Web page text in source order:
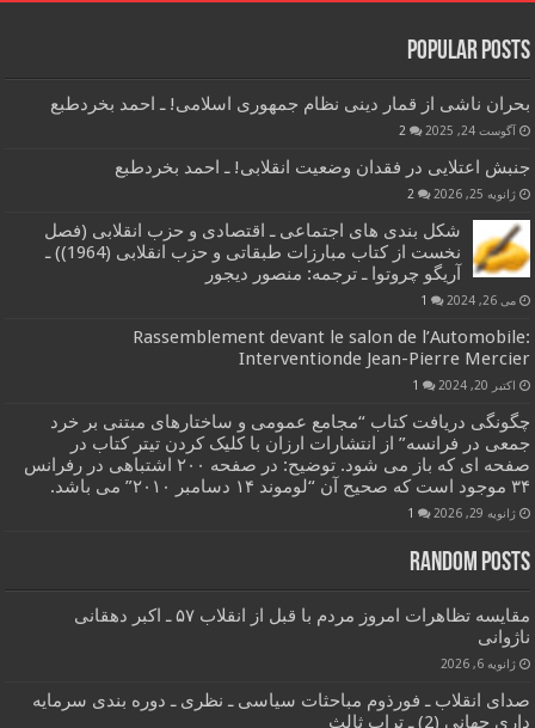
Popular Posts
بحران ناشی از قمار دینی نظام جمهوری اسلامی! ـ احمد بخردطبع
آگوست 24, 2025 2
جنبش اعتلایی در فقدان وضعیت انقلابی! ـ احمد بخردطبع
ژانویه 25, 2026 2
شکل بندی های اجتماعی ـ اقتصادی و حزب انقلابی (فصل
نخست از کتاب مبارزات طبقاتی و حزب انقلابی (1964)) ـ
آریگو چروتوا ـ ترجمه: منصور دیجور
می 26, 2024 1
Rassemblement devant le salon de l’Automobile:
Interventionde Jean-Pierre Mercier
اکتبر 20, 2024 1
چگونگی دریافت کتاب “مجامع عمومی و ساختارهای مبتنی بر خرد
جمعی در فرانسه” از انتشارات ارزان با کلیک کردن تیتر کتاب در
صفحه ای که باز می شود. توضیح: در صفحه ۲۰۰ اشتباهی در رفرانس
۳۴ موجود است که صحیح آن “لوموند ۱۴ دسامبر ۲۰۱۰” می باشد.
ژانویه 29, 2026 1
Random Posts
مقایسه تظاهرات امروز مردم با قبل از انقلاب ۵۷ ـ اکبر دهقانی
ناژوانی
ژانویه 6, 2026
صدای انقلاب ـ فورذوم مباحثات سیاسی ـ نظری ـ دوره بندی سرمایه
داری جهانی (2) ـ تراب ثالث